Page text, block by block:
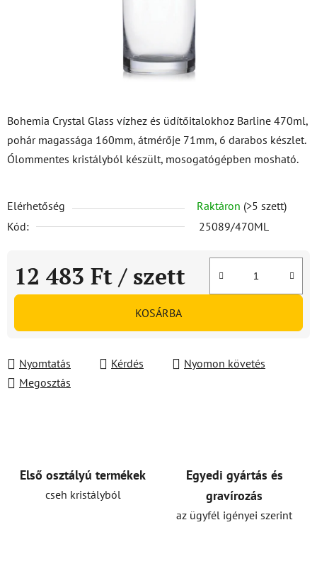
Bohemia Crystal Glass vízhez és üdítőitalokhoz Barline 470ml,
pohár magassága 160mm, átmérője 71mm, 6 darabos készlet.
Ólommentes kristályból készült, mosogatógépben mosható.
Elérhetőség Raktáron (>5 szett)
Kód:
25089/470ML
12 483 Ft / szett
Egységár:
KOSÁRBA
Nyomtatás Kérdés
Nyomon követés
Megosztás
Első osztályú termékek
cseh kristályból
Egyedi gyártás és
gravírozás
az ügyfél igényei szerint